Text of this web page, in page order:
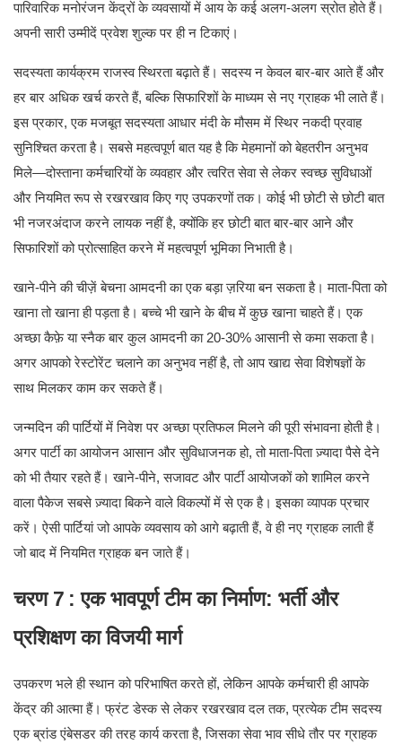
पारिवारिक मनोरंजन केंद्रों के व्यवसायों में आय के कई अलग-अलग स्रोत होते हैं।
अपनी सारी उम्मीदें प्रवेश शुल्क पर ही न टिकाएं।
सदस्यता कार्यक्रम राजस्व स्थिरता बढ़ाते हैं। सदस्य न केवल बार-बार आते हैं और
हर बार अधिक खर्च करते हैं, बल्कि सिफारिशों के माध्यम से नए ग्राहक भी लाते हैं।
इस प्रकार, एक मजबूत सदस्यता आधार मंदी के मौसम में स्थिर नकदी प्रवाह
सुनिश्चित करता है। सबसे महत्वपूर्ण बात यह है कि मेहमानों को बेहतरीन अनुभव
मिले—दोस्ताना कर्मचारियों के व्यवहार और त्वरित सेवा से लेकर स्वच्छ सुविधाओं
और नियमित रूप से रखरखाव किए गए उपकरणों तक। कोई भी छोटी से छोटी बात
भी नजरअंदाज करने लायक नहीं है, क्योंकि हर छोटी बात बार-बार आने और
सिफारिशों को प्रोत्साहित करने में महत्वपूर्ण भूमिका निभाती है।
खाने-पीने की चीज़ें बेचना आमदनी का एक बड़ा ज़रिया बन सकता है। माता-पिता को
खाना तो खाना ही पड़ता है। बच्चे भी खाने के बीच में कुछ खाना चाहते हैं। एक
अच्छा कैफ़े या स्नैक बार कुल आमदनी का 20-30% आसानी से कमा सकता है।
अगर आपको रेस्टोरेंट चलाने का अनुभव नहीं है, तो आप खाद्य सेवा विशेषज्ञों के
साथ मिलकर काम कर सकते हैं।
जन्मदिन की पार्टियों में निवेश पर अच्छा प्रतिफल मिलने की पूरी संभावना होती है।
अगर पार्टी का आयोजन आसान और सुविधाजनक हो, तो माता-पिता ज़्यादा पैसे देने
को भी तैयार रहते हैं। खाने-पीने, सजावट और पार्टी आयोजकों को शामिल करने
वाला पैकेज सबसे ज़्यादा बिकने वाले विकल्पों में से एक है। इसका व्यापक प्रचार
करें। ऐसी पार्टियां जो आपके व्यवसाय को आगे बढ़ाती हैं, वे ही नए ग्राहक लाती हैं
जो बाद में नियमित ग्राहक बन जाते हैं।
चरण 7 : एक भावपूर्ण टीम का निर्माण: भर्ती और
प्रशिक्षण का विजयी मार्ग
उपकरण भले ही स्थान को परिभाषित करते हों, लेकिन आपके कर्मचारी ही आपके
केंद्र की आत्मा हैं। फ्रंट डेस्क से लेकर रखरखाव दल तक, प्रत्येक टीम सदस्य
एक ब्रांड एंबेसडर की तरह कार्य करता है, जिसका सेवा भाव सीधे तौर पर ग्राहक